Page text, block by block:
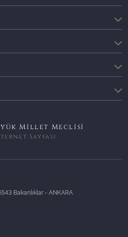
Millet Meclisi
Sayfası
Bakanlıklar - ANKARA